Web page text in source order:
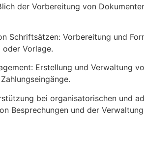
der Vorbereitung von
Schriftsätzen: Vorbereitung und
Vorlage.
Erstellung und Verwaltung
bei organisatorischen und
Besprechungen und der